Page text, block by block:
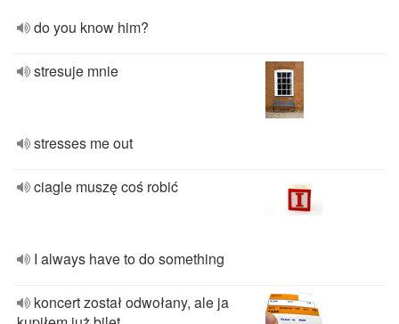
do you know him?
stresuje mnie
stresses me out
ciagle muszę coś robić
I always have to do something
koncert został odwołany, ale ja